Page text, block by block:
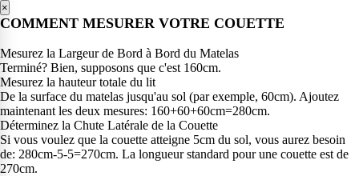
×
COMMENT MESURER VOTRE COUETTE
Mesurez la Largeur de Bord à Bord du Matelas
Terminé? Bien, supposons que c'est 160cm.
Mesurez la hauteur totale du lit
De la surface du matelas jusqu'au sol (par exemple, 60cm). Ajoutez
maintenant les deux mesures: 160+60+60cm=280cm.
Déterminez la Chute Latérale de la Couette
Si vous voulez que la couette atteigne 5cm du sol, vous aurez besoin
de: 280cm-5-5=270cm. La longueur standard pour une couette est de
270cm.